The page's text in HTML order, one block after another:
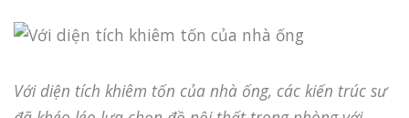
Với diện tích khiêm tốn của nhà ống, các kiến trúc sư